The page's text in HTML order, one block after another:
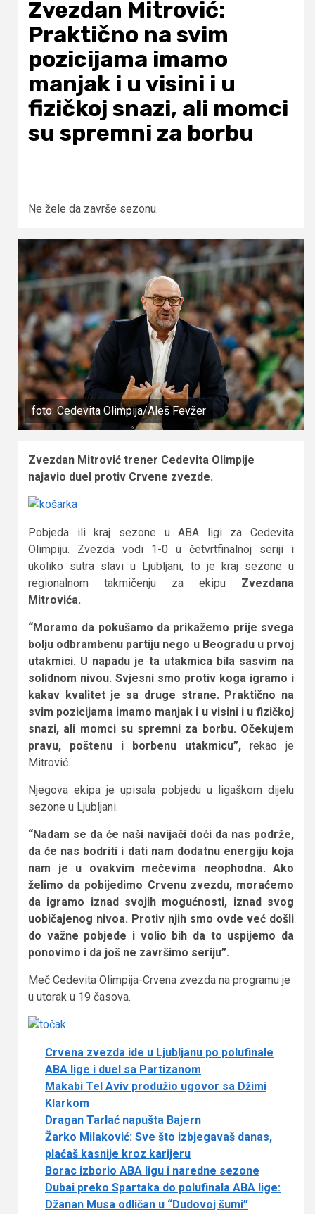
Zvezdan Mitrović:
Praktično na svim
pozicijama imamo
manjak i u visini i u
fizičkoj snazi, ali momci
su spremni za borbu
Ne žele da završe sezonu.
foto: Cedevita Olimpija/Aleš Fevžer
Zvezdan Mitrović trener Cedevita Olimpije
najavio duel protiv Crvene zvezde.
Pobjeda ili kraj sezone u ABA ligi za Cedevita
Olimpiju. Zvezda vodi 1-0 u četvrtfinalnoj seriji i
ukoliko sutra slavi u Ljubljani, to je kraj sezone u
regionalnom takmičenju za ekipu Zvezdana
Mitrovića.
“Moramo da pokušamo da prikažemo prije svega
bolju odbrambenu partiju nego u Beogradu u prvoj
utakmici. U napadu je ta utakmica bila sasvim na
solidnom nivou. Svjesni smo protiv koga igramo i
kakav kvalitet je sa druge strane. Praktično na
svim pozicijama imamo manjak i u visini i u fizičkoj
snazi, ali momci su spremni za borbu. Očekujem
pravu, poštenu i borbenu utakmicu”, rekao je
Mitrović.
Njegova ekipa je upisala pobjedu u ligaškom dijelu
sezone u Ljubljani.
“Nadam se da će naši navijači doći da nas podrže,
da će nas bodriti i dati nam dodatnu energiju koja
nam je u ovakvim mečevima neophodna. Ako
želimo da pobijedimo Crvenu zvezdu, moraćemo
da igramo iznad svojih mogućnosti, iznad svog
uobičajenog nivoa. Protiv njih smo ovde već došli
do važne pobjede i volio bih da to uspijemo da
ponovimo i da još ne završimo seriju”.
Meč Cedevita Olimpija-Crvena zvezda na programu je
u utorak u 19 časova.
Crvena zvezda ide u Ljubljanu po polufinale
ABA lige i duel sa Partizanom
Makabi Tel Aviv produžio ugovor sa Džimi
Klarkom
Dragan Tarlać napušta Bajern
Žarko Milaković: Sve što izbjegavaš danas,
plaćaš kasnije kroz karijeru
Borac izborio ABA ligu i naredne sezone
Dubai preko Spartaka do polufinala ABA lige:
Džanan Musa odličan u “Dudovoj šumi”